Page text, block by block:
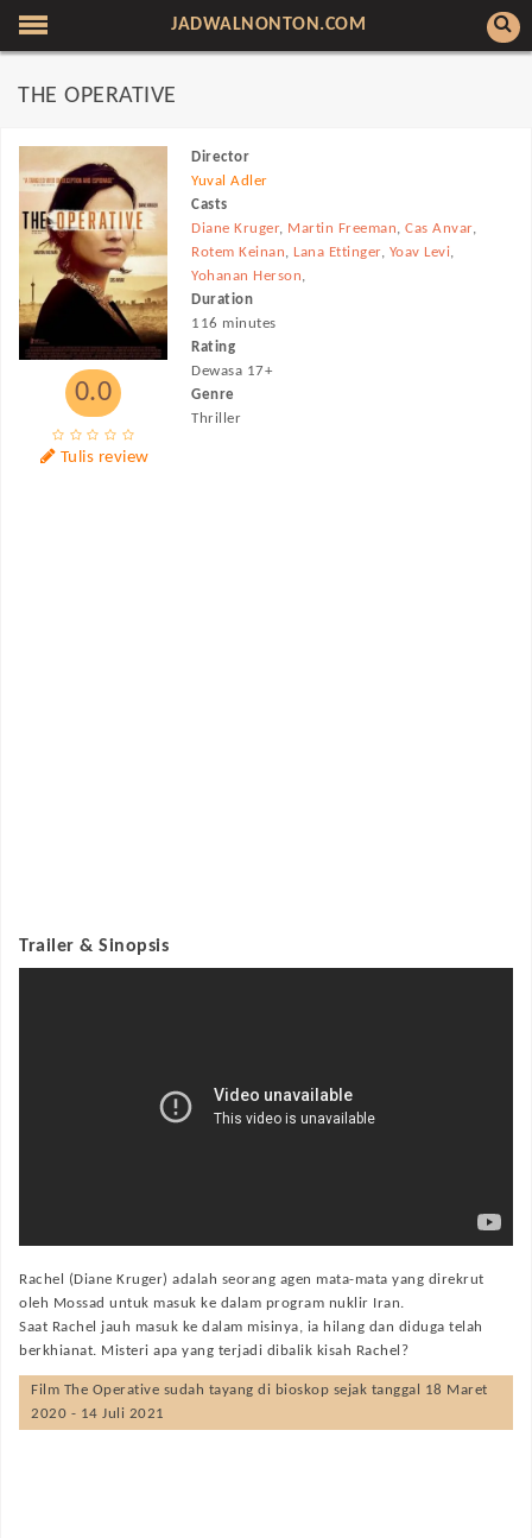
JADWALNONTON.COM
THE OPERATIVE
0.0
Tulis review
Director
Yuval Adler
Casts
Diane Kruger, Martin Freeman,Cas Anvar,
Rotem Keinan, Lana Ettinger, Yoav Levi,
Yohanan Herson,
Duration
116 minutes
Rating
Dewasa 17+
Genre
Thriller
Trailer & Sinopsis
Rachel (Diane Kruger) adalah seorang agen mata-mata yang direkrut
oleh Mossad untuk masuk ke dalam program nuklir Iran.
Saat Rachel jauh masuk ke dalam misinya, ia hilang dan diduga telah
berkhianat. Misteri apa yang terjadi dibalik kisah Rachel?
Film The Operative sudah tayang di bioskop sejak tanggal 18 Maret
2020 - 14 Juli 2021